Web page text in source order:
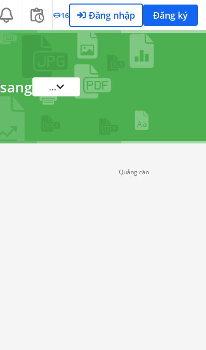
16 Đăng nhập Đăng ký
sang ...
Quảng cáo